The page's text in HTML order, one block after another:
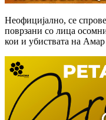
Неофицијално, се
поврзани со лица
кои и убиствата на